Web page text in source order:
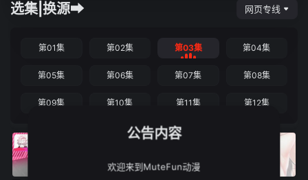
选集|换源➡ 网页专线
第01集 第02集 第03集 第04集
第05集 第06集 第07集 第08集
第09集 第10集 第11集 第12集
公告内容
欢迎来到MuteFun动漫